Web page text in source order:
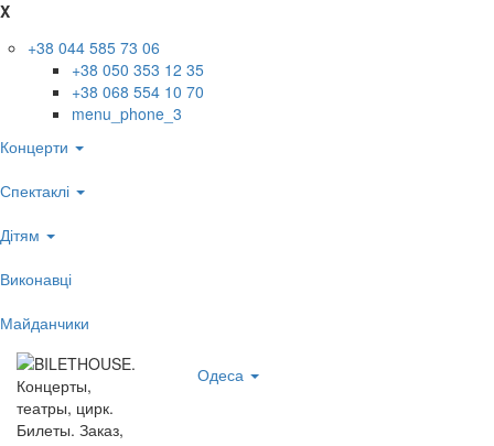
X
+38 044 585 73 06
+38 050 353 12 35
+38 068 554 10 70
menu_phone_3
Концерти
Спектаклі
Дітям
Виконавці
Майданчики
Одеса